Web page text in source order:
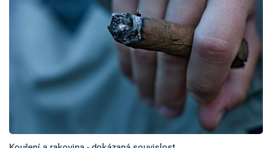
Témata
TV Program
Sledujte prima+